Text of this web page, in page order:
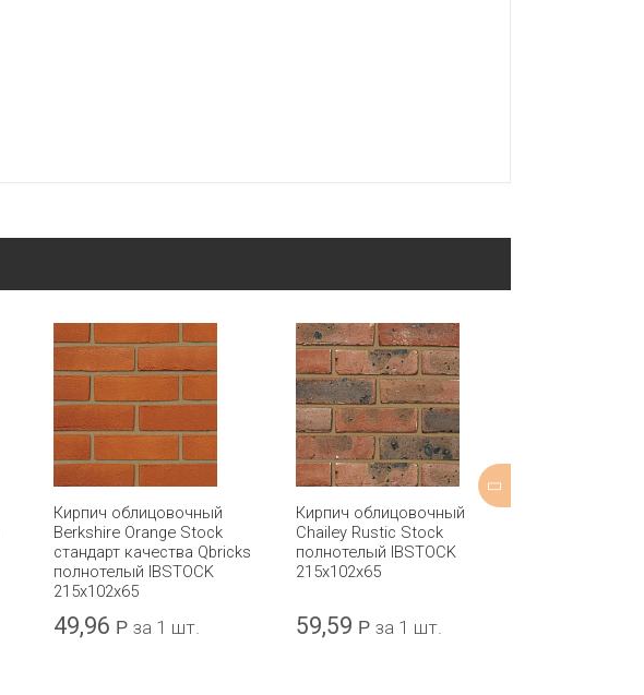
Кирпич облицовочный
Berkshire Orange Stock
стандарт качества Qbricks
полнотелый IBSTOCK
215x102x65
49,96 Р за 1 шт.
Кирпич облицовочный
Chailey Rustic Stock
полнотелый IBSTOCK
215x102x65
59,59 Р за 1 шт.